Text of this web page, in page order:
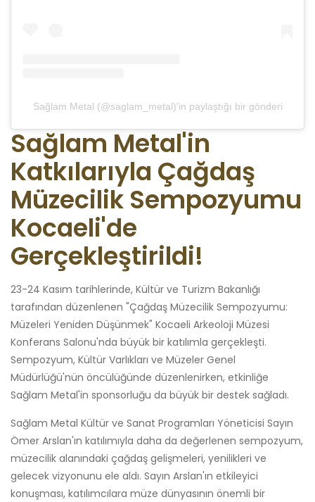
Sağlam Metal (@saglam_metal)'in paylaştığı bir gönderi
Sağlam Metal'in
Katkılarıyla Çağdaş
Müzecilik Sempozyumu
Kocaeli'de
Gerçekleştirildi!
23-24 Kasım tarihlerinde, Kültür ve Turizm Bakanlığı
tarafından düzenlenen "Çağdaş Müzecilik Sempozyumu:
Müzeleri Yeniden Düşünmek" Kocaeli Arkeoloji Müzesi
Konferans Salonu'nda büyük bir katılımla gerçekleşti.
Sempozyum, Kültür Varlıkları ve Müzeler Genel
Müdürlüğü'nün öncülüğünde düzenlenirken, etkinliğe
Sağlam Metal'in sponsorluğu da büyük bir destek sağladı.
Sağlam Metal Kültür ve Sanat Programları Yöneticisi Sayın
Ömer Arslan'ın katılımıyla daha da değerlenen sempozyum,
müzecilik alanındaki çağdaş gelişmeleri, yenilikleri ve
gelecek vizyonunu ele aldı. Sayın Arslan'ın etkileyici
konuşması, katılımcılara müze dünyasının önemli bir